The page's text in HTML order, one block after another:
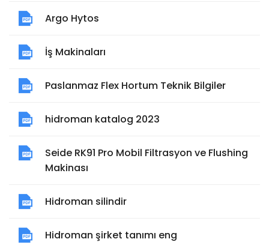
Argo Hytos
İş Makinaları
Paslanmaz Flex Hortum Teknik Bilgiler
hidroman katalog 2023
Seide RK91 Pro Mobil Filtrasyon ve Flushing
Makinası
Hidroman silindir
Hidroman şirket tanımı eng